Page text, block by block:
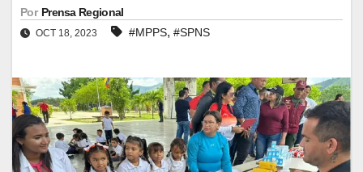
Por Prensa Regional
OCT 18, 2023 #MPPS, #SPNS